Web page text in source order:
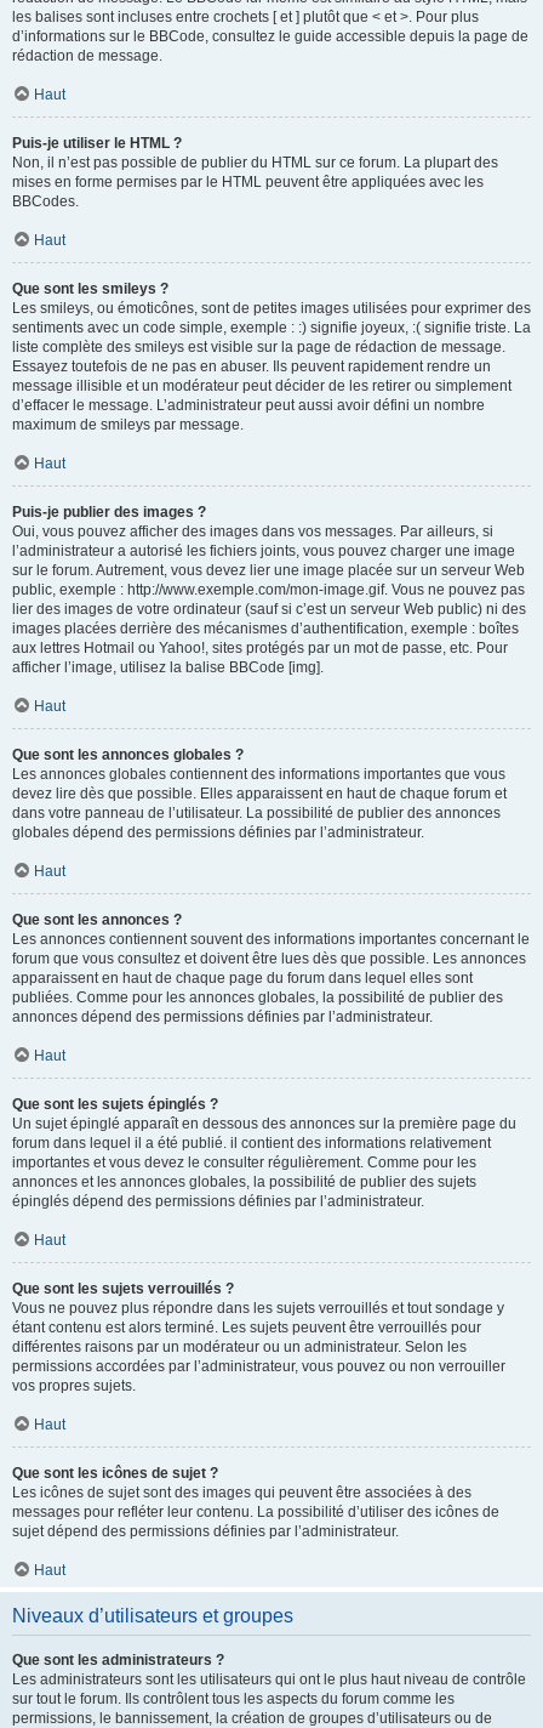
les balises sont incluses entre crochets [ et ] plutôt que < et >. Pour plus
d’informations sur le BBCode, consultez le guide accessible depuis la page de
rédaction de message.
Haut
Puis-je utiliser le HTML ?
Non, il n’est pas possible de publier du HTML sur ce forum. La plupart des
mises en forme permises par le HTML peuvent être appliquées avec les
BBCodes.
Haut
Que sont les smileys ?
Les smileys, ou émoticônes, sont de petites images utilisées pour exprimer des
sentiments avec un code simple, exemple : :) signifie joyeux, :( signifie triste. La
liste complète des smileys est visible sur la page de rédaction de message.
Essayez toutefois de ne pas en abuser. Ils peuvent rapidement rendre un
message illisible et un modérateur peut décider de les retirer ou simplement
d’effacer le message. L’administrateur peut aussi avoir défini un nombre
maximum de smileys par message.
Haut
Puis-je publier des images ?
Oui, vous pouvez afficher des images dans vos messages. Par ailleurs, si
l’administrateur a autorisé les fichiers joints, vous pouvez charger une image
sur le forum. Autrement, vous devez lier une image placée sur un serveur Web
public, exemple : http://www.exemple.com/mon-image.gif. Vous ne pouvez pas
lier des images de votre ordinateur (sauf si c’est un serveur Web public) ni des
images placées derrière des mécanismes d’authentification, exemple : boîtes
aux lettres Hotmail ou Yahoo!, sites protégés par un mot de passe, etc. Pour
afficher l’image, utilisez la balise BBCode [img].
Haut
Que sont les annonces globales ?
Les annonces globales contiennent des informations importantes que vous
devez lire dès que possible. Elles apparaissent en haut de chaque forum et
dans votre panneau de l’utilisateur. La possibilité de publier des annonces
globales dépend des permissions définies par l’administrateur.
Haut
Que sont les annonces ?
Les annonces contiennent souvent des informations importantes concernant le
forum que vous consultez et doivent être lues dès que possible. Les annonces
apparaissent en haut de chaque page du forum dans lequel elles sont
publiées. Comme pour les annonces globales, la possibilité de publier des
annonces dépend des permissions définies par l’administrateur.
Haut
Que sont les sujets épinglés ?
Un sujet épinglé apparaît en dessous des annonces sur la première page du
forum dans lequel il a été publié. il contient des informations relativement
importantes et vous devez le consulter régulièrement. Comme pour les
annonces et les annonces globales, la possibilité de publier des sujets
épinglés dépend des permissions définies par l’administrateur.
Haut
Que sont les sujets verrouillés ?
Vous ne pouvez plus répondre dans les sujets verrouillés et tout sondage y
étant contenu est alors terminé. Les sujets peuvent être verrouillés pour
différentes raisons par un modérateur ou un administrateur. Selon les
permissions accordées par l’administrateur, vous pouvez ou non verrouiller
vos propres sujets.
Haut
Que sont les icônes de sujet ?
Les icônes de sujet sont des images qui peuvent être associées à des
messages pour refléter leur contenu. La possibilité d’utiliser des icônes de
sujet dépend des permissions définies par l’administrateur.
Haut
Niveaux d’utilisateurs et groupes
Que sont les administrateurs ?
Les administrateurs sont les utilisateurs qui ont le plus haut niveau de contrôle
sur tout le forum. Ils contrôlent tous les aspects du forum comme les
permissions, le bannissement, la création de groupes d’utilisateurs ou de